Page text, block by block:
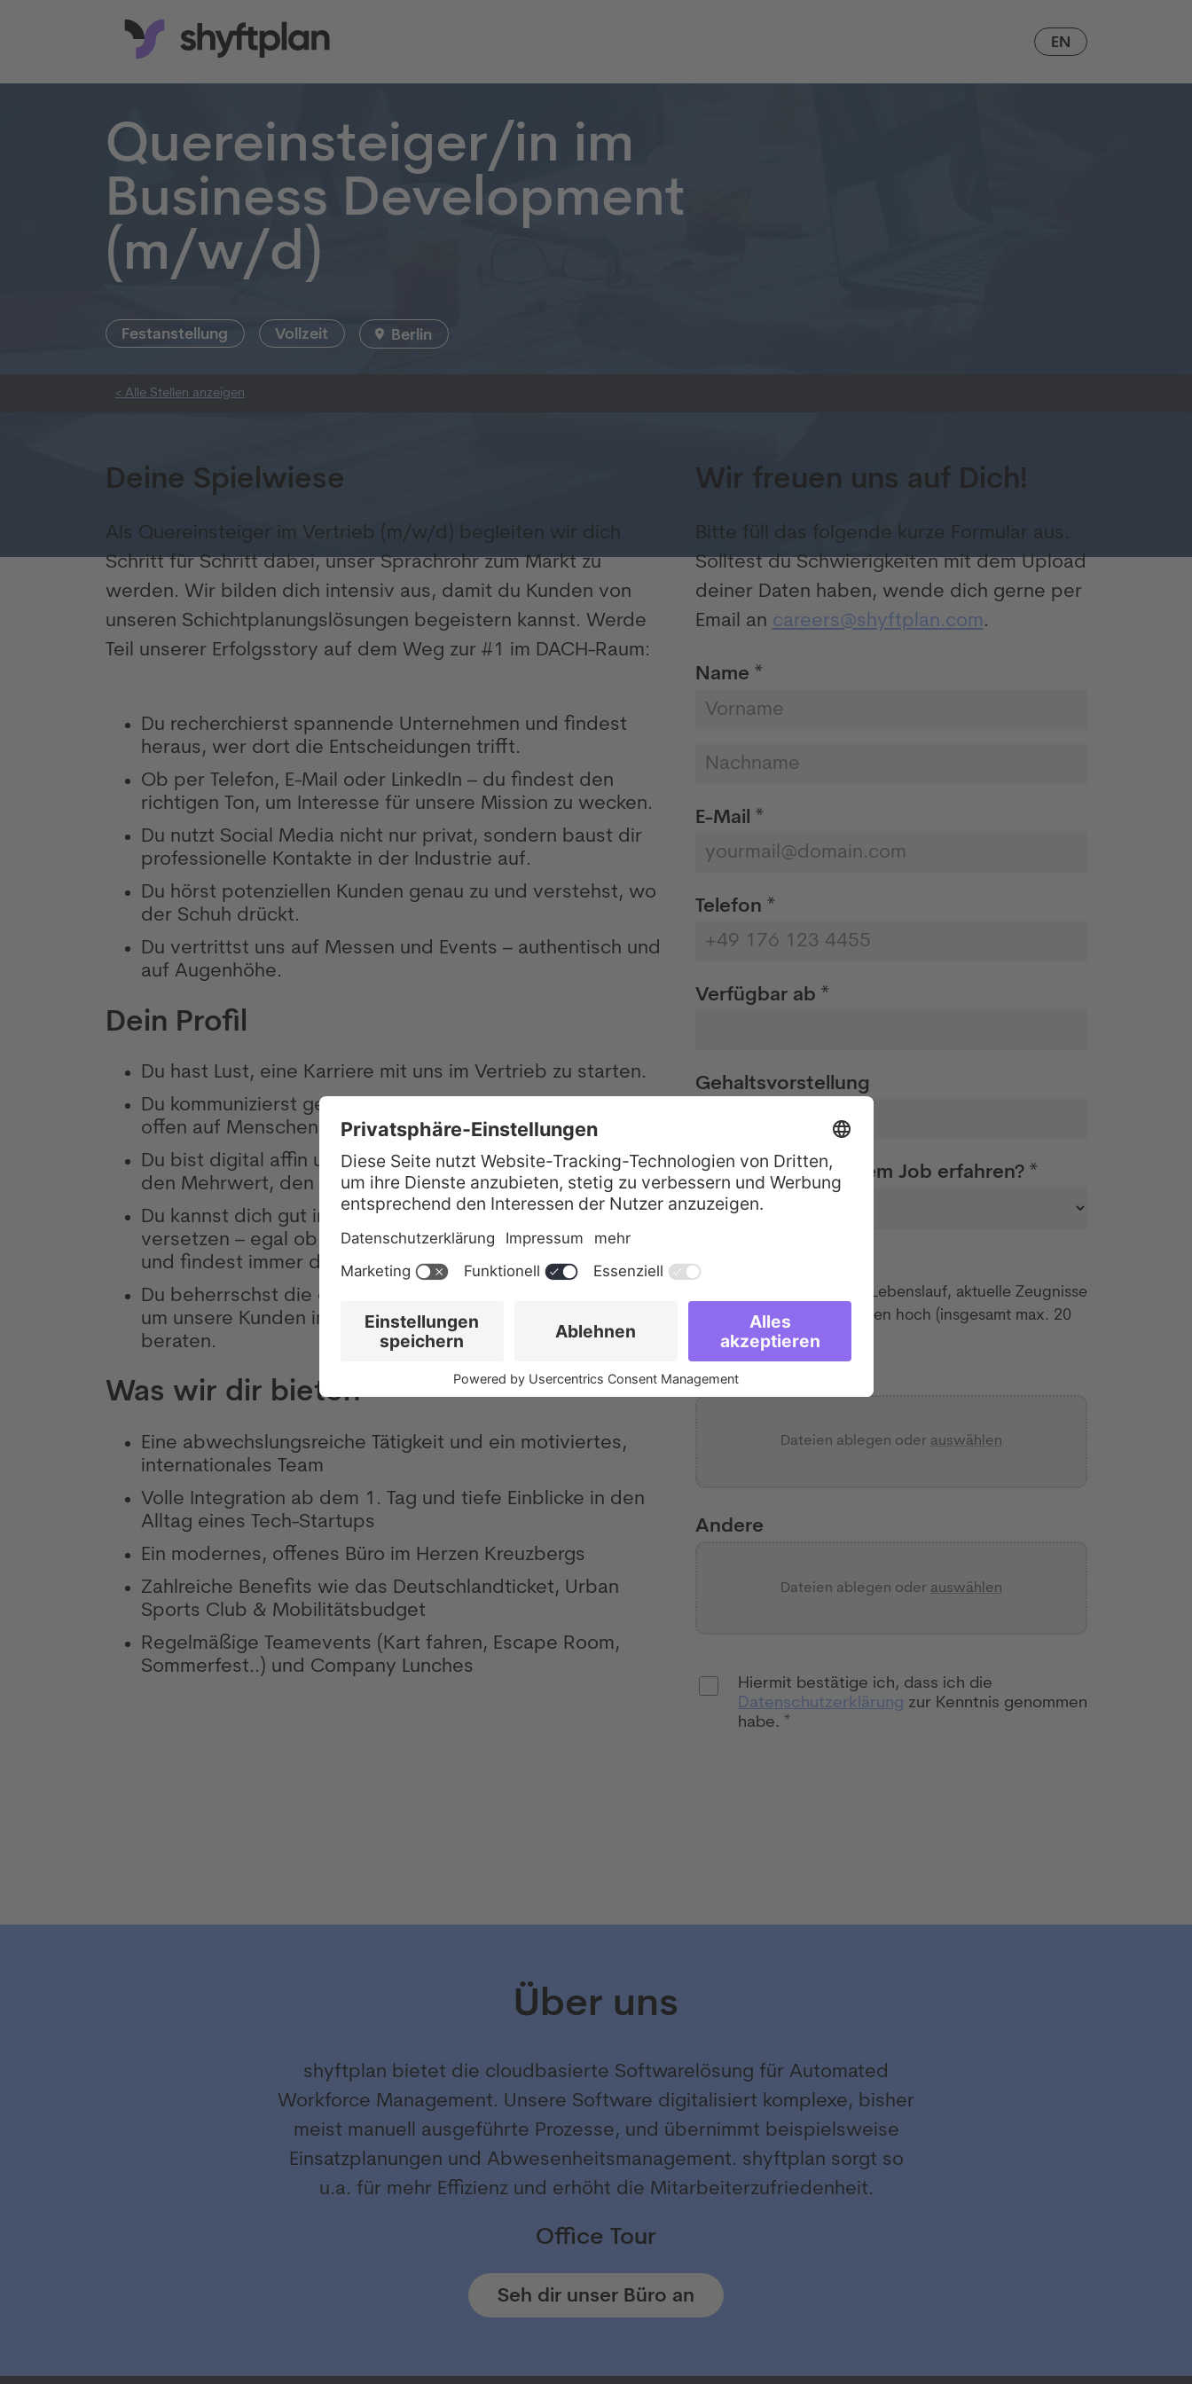
EN
Quereinsteiger/in im
Business Development
(m/w/d)
Festanstellung Vollzeit Berlin
< Alle Stellen anzeigen
Deine Spielwiese
Als Quereinsteiger im Vertrieb (m/w/d) begleiten wir dich
Schritt für Schritt dabei, unser Sprachrohr zum Markt zu
werden. Wir bilden dich intensiv aus, damit du Kunden von
unseren Schichtplanungslösungen begeistern kannst. Werde
Teil unserer Erfolgsstory auf dem Weg zur #1 im DACH-Raum:
Du recherchierst spannende Unternehmen und findest
heraus, wer dort die Entscheidungen trifft.
Ob per Telefon, E-Mail oder LinkedIn – du findest den
richtigen Ton, um Interesse für unsere Mission zu wecken.
Du nutzt Social Media nicht nur privat, sondern baust dir
professionelle Kontakte in der Industrie auf.
Du hörst potenziellen Kunden genau zu und verstehst, wo
der Schuh drückt.
Du vertrittst uns auf Messen und Events – authentisch und
auf Augenhöhe.
Dein Profil
Du hast Lust, eine Karriere mit uns im Vertrieb zu starten.
Du kommunizierst gerne und hast kein Problem damit,
offen auf Menschen zuzugehen.
Du bist digital affin und interessierst dich für Software und
den Mehrwert, den sie bringt
Du kannst dich gut in die Lage deiner Gesprächspartner
versetzen – egal ob Schichtplaner oder Geschäftsführer –
und findest immer den richtigen Ton.
Du beherrschst die deutsche Sprache präzise und sicher,
um unsere Kunden im DACH-Raum professionell zu
beraten.
Was wir dir bieten
Eine abwechslungsreiche Tätigkeit und ein motiviertes,
internationales Team
Volle Integration ab dem 1. Tag und tiefe Einblicke in den
Alltag eines Tech-Startups
Ein modernes, offenes Büro im Herzen Kreuzbergs
Zahlreiche Benefits wie das Deutschlandticket, Urban
Sports Club & Mobilitätsbudget
Regelmäßige Teamevents (Kart fahren, Escape Room,
Sommerfest..) und Company Lunches
Wir freuen uns auf Dich!
Bitte füll das folgende kurze Formular aus.
Solltest du Schwierigkeiten mit dem Upload
deiner Daten haben, wende dich gerne per
Email an careers@shyftplan.com.
Name *
E-Mail *
Telefon *
Verfügbar ab *
Gehaltsvorstellung
Wie hast Du von dem Job erfahren? *
Dokumente *
Bitte laden Sie uns Ihren Lebenslauf, aktuelle Zeugnisse
und ein kurzes Anschreiben hoch (insgesamt max. 20
MB).
Lebenslauf *
Dateien ablegen oder auswählen
Andere
Dateien ablegen oder auswählen
Hiermit bestätige ich, dass ich die
Datenschutzerklärung zur Kenntnis genommen
habe. *
Über uns
shyftplan bietet die cloudbasierte Softwarelösung für Automated
Workforce Management. Unsere Software digitalisiert komplexe, bisher
meist manuell ausgeführte Prozesse, und übernimmt beispielsweise
Einsatzplanungen und Abwesenheitsmanagement. shyftplan sorgt so
u.a. für mehr Effizienz und erhöht die Mitarbeiterzufriedenheit.
Office Tour
Seh dir unser Büro an